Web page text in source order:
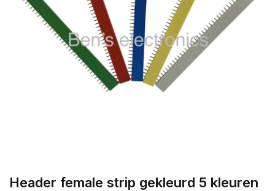
Header female strip gekleurd 5 kleuren